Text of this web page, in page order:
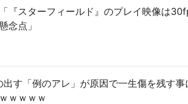
『スターフィールド』のプレイ映像は
念点」
出す「例のアレ」が原因で一生傷を残す
ｗｗｗｗ